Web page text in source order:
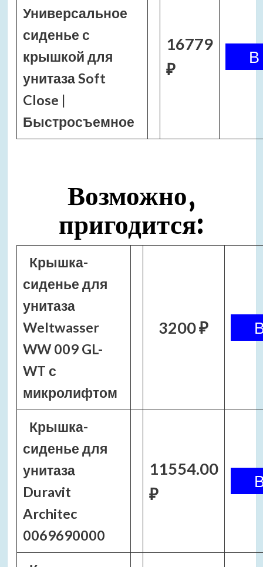
Универсальное
сиденье с
крышкой для
унитаза Soft
Close |
Быстросъемное
16779
₽
Возможно,
пригодится:
Крышка-
сиденье для
унитаза
Weltwasser
WW 009 GL-
WT с
микролифтом
3200 ₽
Крышка-
сиденье для
унитаза
Duravit
Architec
0069690000
11554.00
₽